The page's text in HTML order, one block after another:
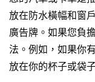
放在防水橫幅和窗
廣告牌。如果您負
法。例如，如果你
放在你的杯子或袋